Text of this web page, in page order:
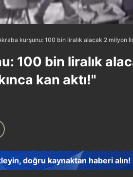
kurşunu: 100 bin liralık alacak 2 milyon
100 bin liralık
kan aktı!"
doğru kaynaktan haberi alın!